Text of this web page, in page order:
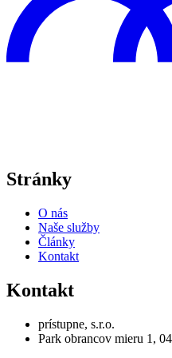
Stránky
O nás
Naše služby
Články
Kontakt
Kontakt
prístupne, s.r.o.
Park obrancov mieru 1,